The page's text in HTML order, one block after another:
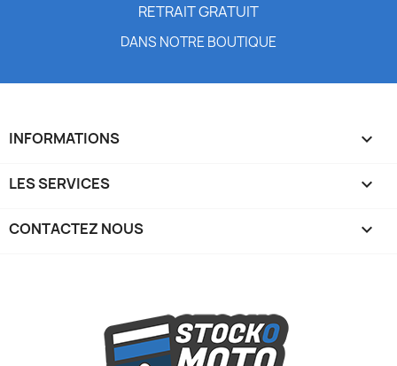
RETRAIT GRATUIT
DANS NOTRE BOUTIQUE
INFORMATIONS 
LES SERVICES 
CONTACTEZ NOUS keyboard_arrow_down